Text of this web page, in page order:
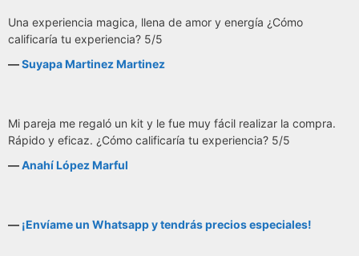
Una experiencia magica, llena de amor y energía ¿Cómo
calificaría tu experiencia? 5/5
―Suyapa Martinez Martinez
Mi pareja me regaló un kit y le fue muy fácil realizar la compra.
Rápido y eficaz. ¿Cómo calificaría tu experiencia? 5/5
―Anahí López Marful
― ¡Envíame un Whatsapp y tendrás precios especiales!